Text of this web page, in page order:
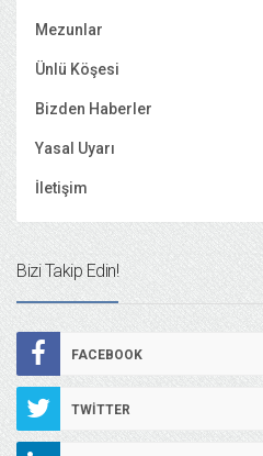
Mezunlar
Ünlü Köşesi
Bizden Haberler
Yasal Uyarı
İletişim
Bizi Takip Edin!
FACEBOOK
TWITTER